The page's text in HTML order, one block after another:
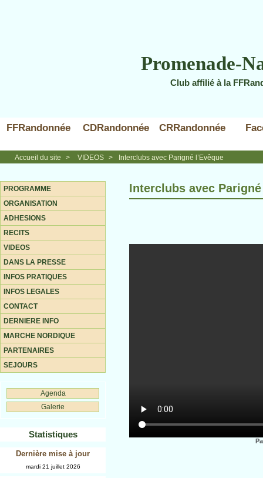
Promenade-
Club affilié à la
FFRandonnée CDRandonnée CRRandonnée
Accueil du site > VIDEOS > Interclubs avec Parigné l’Evêque
Interclubs avec Parigné
PROGRAMME
ORGANISATION
ADHESIONS
RECITS
VIDEOS
DANS LA PRESSE
INFOS PRATIQUES
INFOS LEGALES
CONTACT
DERNIERE INFO
MARCHE NORDIQUE
PARTENAIRES
SEJOURS
Agenda
Galerie
Statistiques
Dernière mise à jour
mardi 21 juillet 2026